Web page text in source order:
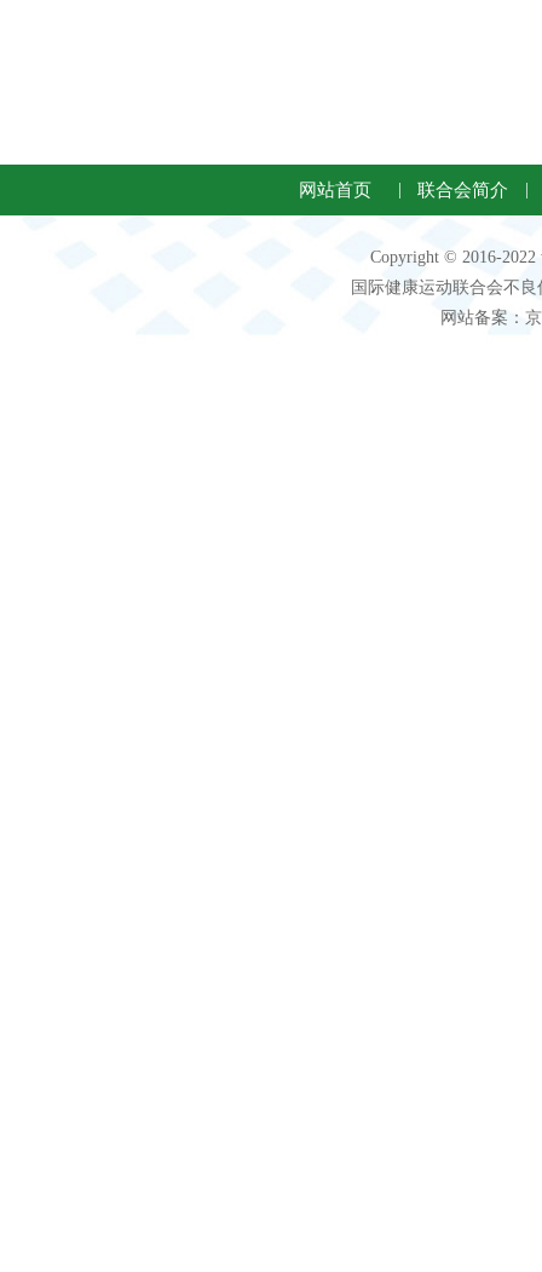
网站首页 联合会简介
Copyright © 2016-
国际健康运动联合会不
网站备案：